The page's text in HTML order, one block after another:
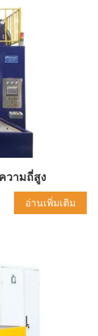
วามถี่สูง
อ่านเพิ่มเติม